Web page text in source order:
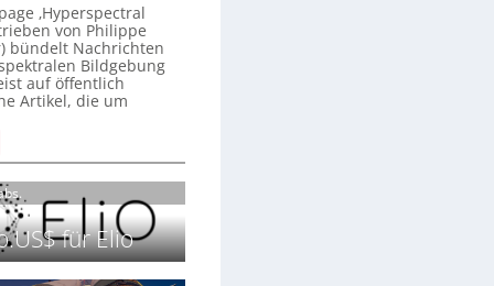
‚Hyperspectral
von Philippe
bündelt Nachrichten
Bildgebung
auf öffentlich
Artikel, die um
für Elio